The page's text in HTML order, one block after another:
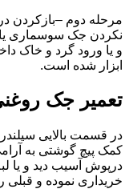
مرحله دوم –بازکردن
نکردن جک سوسماری
و یا ورود گرد و خاک
ابزار شده است.
تعمیر جک
در قسمت بالایی
کمک پیچ گوشتی به
درپوش آسیب دید و یا
خریداری نموده و قبلی